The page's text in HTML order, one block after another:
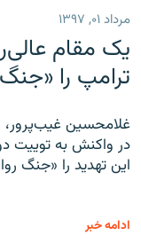
مرداد ۰۱, ۱۳۹۷
یک مقام
ترامپ را
غلامحسین
در واکنش به توییت
این تهدید را «جنگ
ادامه خبر